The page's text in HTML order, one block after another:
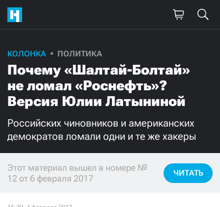
КОЛОНКА ПОЛИТИКА
Почему «Шалтай-Болтай»
не ломал «Роснефть»?
Версия Юлии Латыниной
Российских чиновников и американских
демократов ломали одни и те же хакеры
Этот материал вышел в номере №
12 от 6 февраля 2017
ЧИТАТЬ
Поддержите
нашу работу!
Ежемесячно Разово
3000 1000
Нажимая кнопку «Стать соучастником»,